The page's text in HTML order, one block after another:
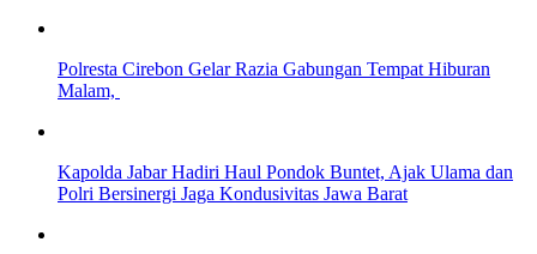
Polresta Cirebon Gelar Razia Gabungan Tempat Hiburan
Malam,
Kapolda Jabar Hadiri Haul Pondok Buntet, Ajak Ulama dan
Polri Bersinergi Jaga Kondusivitas Jawa Barat